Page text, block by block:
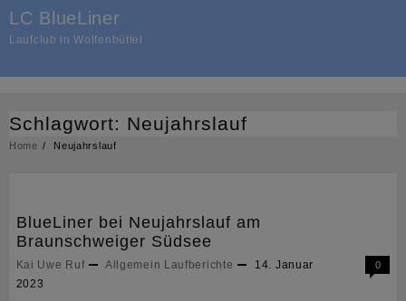
content
LC BlueLiner
Laufclub in Wolfenbüttel
Schlagwort: Neujahrslauf
Home Neujahrslauf
BlueLiner bei Neujahrslauf am
Braunschweiger Südsee
Kai Uwe Ruf Allgemein Laufberichte
14. Januar
2023
0